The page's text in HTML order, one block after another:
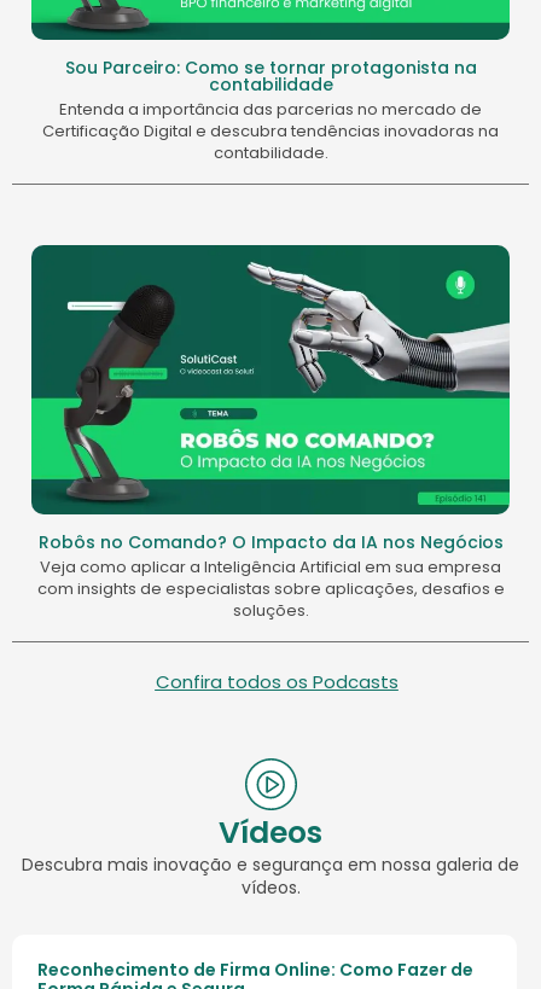
Sou Parceiro: Como se tornar protagonista na
contabilidade
Entenda a importância das parcerias no mercado de
Certificação Digital e descubra tendências inovadoras na
contabilidade.
Robôs no Comando? O Impacto da IA nos Negócios
Veja como aplicar a Inteligência Artificial em sua empresa
com insights de especialistas sobre aplicações, desafios e
soluções.
Confira todos os Podcasts
Vídeos
Descubra mais inovação e segurança em nossa galeria de
vídeos.
Reconhecimento de Firma Online: Como Fazer de